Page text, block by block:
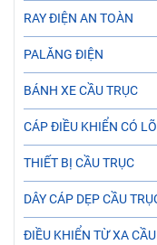
RAY ĐIỆN AN TOÀN
PALĂNG ĐIỆN
BÁNH XE CẦU TRỤC
CÁP ĐIỀU KHIỂN CÓ
THIẾT BỊ CẦU TRỤC
DÂY CÁP DẸP CẦU
ĐIỀU KHIỂN TỪ XA